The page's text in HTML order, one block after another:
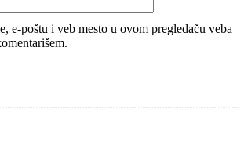
e-poštu i veb mesto u ovom pregledaču veba